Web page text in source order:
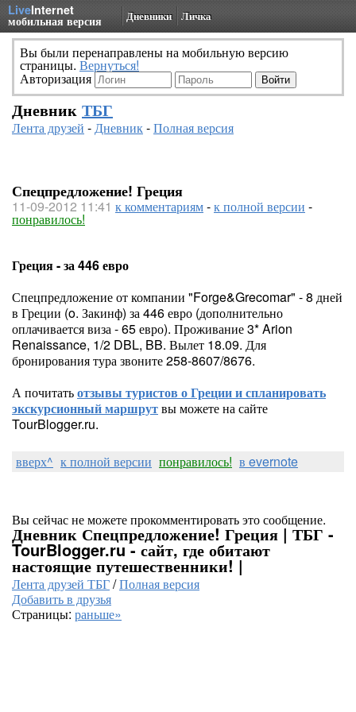
LiveInternet
мобильная версия Дневники Личка
Вы были перенаправлены на мобильную версию
страницы. Вернуться!
Авторизация
Дневник ТБГ
Лента друзей -Дневник-Полная версия
Спецпредложение! Греция
11-09-2012 11:41 к комментариям-к полной версии -
понравилось!
Греция - за 446 евро
Спецпредложение от компании "Forge&Grecomar" - 8 дней
в Греции (o. Закинф) за 446 евро (дополнительно
оплачивается виза - 65 евро). Проживание 3* Arion
Renaissance, 1/2 DBL, BB. Вылет 18.09. Для
бронирования тура звоните 258-8607/8676.
А почитатьотзывы туристов о Греции и спланировать
экскурсионный маршрутвы можете на сайте
TourBlogger.ru.
вверх^ к полной версии понравилось! в evernote
Вы сейчас не можете прокомментировать это сообщение.
Дневник Спецпредложение! Греция | ТБГ -
TourBlogger.ru - сайт, где обитают
настоящие путешественники! |
Лента друзей ТБГ/Полная версия
Добавить в друзья
Страницы: раньше»